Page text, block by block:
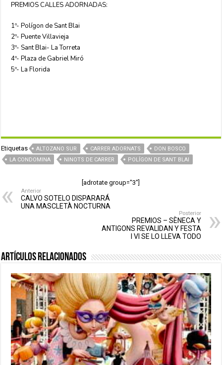
PREMIOS CALLES ADORNADAS:
1º- Polígon de Sant Blai
2º- Puente Villavieja
3º- Sant Blai- La Torreta
4º- Plaza de Gabriel Miró
5º- La Florida
Etiquetas ALTOZANO SUR CARRER ADORNATS
DON BOSCO
LA CONDOMINA
NINOTS DE CARRER POLÍGON DE SANT BLAI
[adrotate group="3"]
Anterior
CALVO SOTELO DISPARARÁ
UNA MASCLETÀ NOCTURNA
Posterior
PREMIOS – SÈNECA Y
ANTIGONS REVALIDAN Y FESTA
I VI SE LO LLEVA TODO
Artículos relacionados